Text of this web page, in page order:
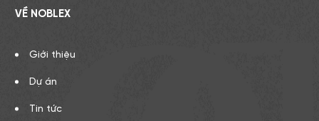
VỀ NOBLEX
Giới thiệu
Dự án
Tin tức